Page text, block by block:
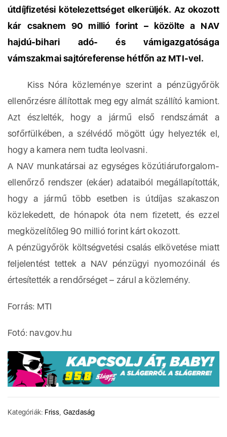
útdíjfizetési kötelezettséget elkerüljék. Az okozott
kár csaknem 90 millió forint – közölte a NAV
hajdú-bihari adó- és vámigazgatósága
vámszakmai sajtóreferense hétfőn az MTI-vel.
Kiss Nóra közleménye szerint a pénzügyőrök
ellenőrzésre állítottak meg egy almát szállító kamiont.
Azt észlelték, hogy a jármű első rendszámát a
sofőrfülkében, a szélvédő mögött úgy helyezték el,
hogy a kamera nem tudta leolvasni.
A NAV munkatársai az egységes közútiáruforgalom-
ellenőrző rendszer (ekáer) adataiból megállapították,
hogy a jármű több esetben is útdíjas szakaszon
közlekedett, de hónapok óta nem fizetett, és ezzel
megközelítőleg 90 millió forint kárt okozott.
A pénzügyőrök költségvetési csalás elkövetése miatt
feljelentést tettek a NAV pénzügyi nyomozóinál és
értesítették a rendőrséget – zárul a közlemény.
Forrás: MTI
Fotó: nav.gov.hu
Kategóriák: Friss Gazdaság